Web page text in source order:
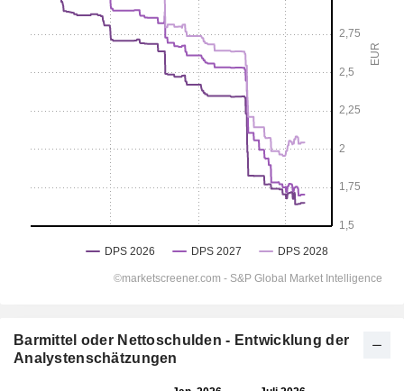
Barmittel oder Nettoschulden - Entwicklung der
Analystenschätzungen